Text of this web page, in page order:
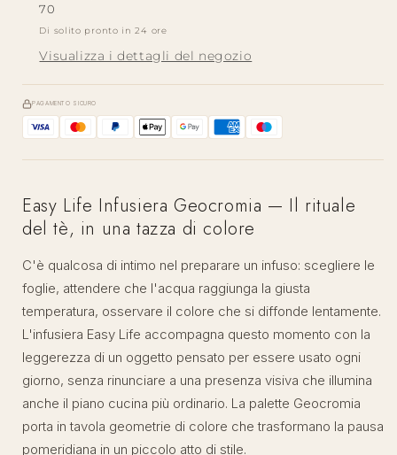
70
Di solito pronto in 24 ore
Visualizza i dettagli del negozio
PAGAMENTO SICURO
Easy Life Infusiera Geocromia — Il rituale
del tè, in una tazza di colore
C'è qualcosa di intimo nel preparare un infuso: scegliere le
foglie, attendere che l'acqua raggiunga la giusta
temperatura, osservare il colore che si diffonde lentamente.
L'infusiera Easy Life accompagna questo momento con la
leggerezza di un oggetto pensato per essere usato ogni
giorno, senza rinunciare a una presenza visiva che illumina
anche il piano cucina più ordinario. La palette Geocromia
porta in tavola geometrie di colore che trasformano la pausa
pomeridiana in un piccolo atto di stile.